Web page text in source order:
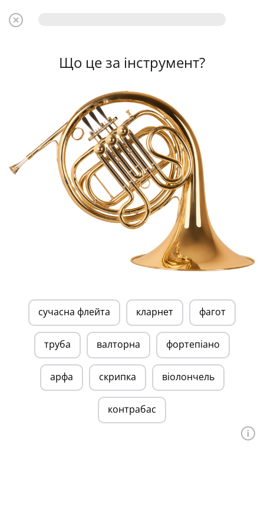
Що це за інструмент?
сучасна флейта кларнет фагот
труба валторна фортепіано
арфа скрипка віолончель
контрабас